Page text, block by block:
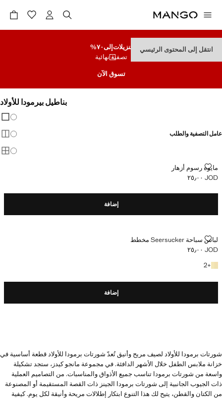
انتقل إلى المحتوى الرئيسي تنزيلاتإلى٧٠%
تصفية نهائية
تسوق الآن
بناطيل بيرمودا للأولاد
عامل التصفية والطلب
مايوه رسوم أزهار
مايوه رسوم أزهار
السعر الحالي [JOD ٢٥٫٠٠ ]
JOD ٢٥٫٠٠
إضافة
لباس سباحة Seersucker مخططلباس سباحة SEERSUCKER مخطط
السعر الحالي [JOD ٢٥٫٠٠ ]
JOD ٢٥٫٠٠
+
2+2 المزيد من الألوان
إضافة
شورتات برمودا للأولاد لصيف مريح وأنيق تُعدّ شورتات برمودا للأولاد قطعة أساسية في
خزانة ملابس الطفل خلال الأشهر الدافئة. في مجموعة مانجو كيدز، ستجد تشكيلة
واسعة من شورتات برمودا تناسب جميع الأذواق والمناسبات. من التصاميم العملية
ذات الجيوب الجانبية إلى شورتات برمودا الجينز ذات القصة المستقيمة أو المصنوعة
من الكتان والقطن، يتيح لك هذا التنوع ابتكار إطلالات مريحة وأنيقة لكل يوم. كيفية